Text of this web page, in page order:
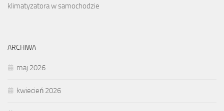
klimatyzatora w samochodzie
ARCHIWA
maj 2026
kwiecień 2026